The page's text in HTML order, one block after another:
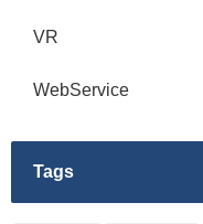
VR
WebService
Tags